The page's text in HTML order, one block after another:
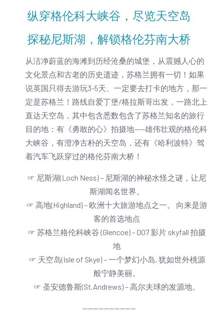
纵穿格伦科大峡谷，尽览天空岛
探秘尼斯湖，解锁格伦芬南大桥
从洁净蔚蓝的海滩到历经沧桑的城堡，从震撼人心的
文化景点和古老的历史遗迹，苏格兰拥有一切！如果
说英国只得去游玩3-5天、一定要去打卡的地方，那一
定是苏格兰！ 路线自爱丁堡/格拉斯哥出发，一路北上
直达天空岛，其中包含悉数包含了苏格兰知名的旅行
目的地：有《勇敢的心》拍摄地——雄伟壮观的格伦科
大峡谷，有澄净古朴的天空岛，还有《哈利波特》驾
着汽车飞跃穿过的格伦芬南大桥！
☞ 尼斯湖(Loch Ness) – 尼斯湖的神秘水怪之谜，让尼
斯湖闻名世界。
☞ 高地(Highland) – 欧洲十大旅游地点之一。 向来是游
客的首选地点
☞ 苏格兰格伦科峡谷 (Glencoe) – 007 影片 skyfall 拍摄
地
☞ 天空岛(Isle of Skye) – 一个梦幻小岛, 犹如世外桃源
般宁静美丽。
☞ 圣安德鲁斯(St.Andrews) – 高尔夫球的发源地。
——————————